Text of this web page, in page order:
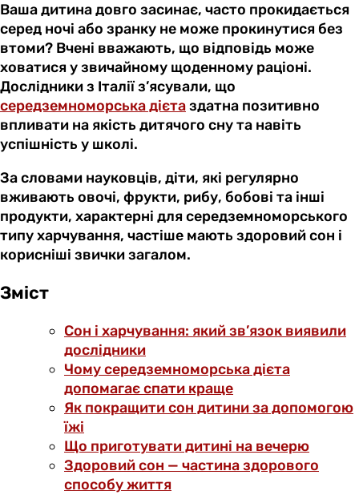
Ваша дитина довго засинає, часто прокидається
серед ночі або зранку не може прокинутися без
втоми? Вчені вважають, що відповідь може
ховатися у звичайному щоденному раціоні.
Дослідники з Італії з’ясували, що
середземноморська дієтаздатна позитивно
впливати на якість дитячого сну та навіть
успішність у школі.
За словами науковців, діти, які регулярно
вживають овочі, фрукти, рибу, бобові та інші
продукти, характерні для середземноморського
типу харчування, частіше мають здоровий сон і
корисніші звички загалом.
Зміст
Сон і харчування: який зв’язок виявили
дослідники
Чому середземноморська дієта
допомагає спати краще
Як покращити сон дитини за допомогою
їжі
Що приготувати дитині на вечерю
Здоровий сон — частина здорового
способу життя